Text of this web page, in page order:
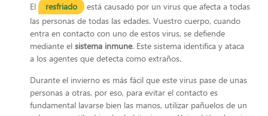
El resfriado
está causado por un virus que afecta a todas
las personas de todas las edades. Vuestro cuerpo, cuando
entra en contacto con uno de estos virus, se defiende
mediante el sistema inmune. Este sistema identifica y ataca
a los agentes que detecta como extraños.
Durante el invierno es más fácil que este virus pase de unas
personas a otras, por eso, para evitar el contacto es
fundamental lavarse bien las manos, utilizar pañuelos de un